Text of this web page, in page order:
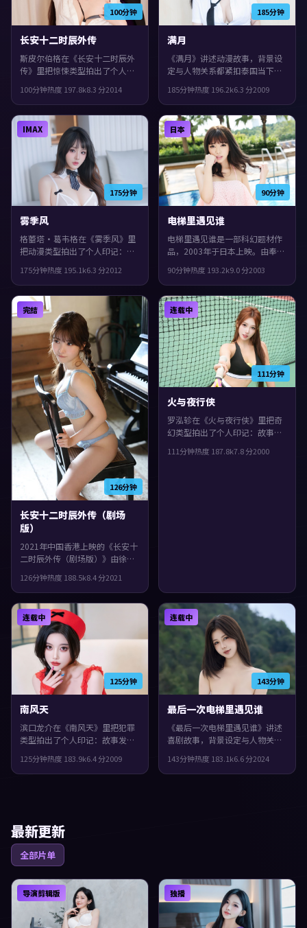
100分钟
长安十二时辰外传
斯皮尔伯格在《长安十二时辰外
传》里把惊悚类型拍出了个人印
观众见面。主演包括杨紫、周
迅、苍井优。一场意外把原本平
行的人生拧在一起，片尾余味很
足。
100分钟热度 197.8k8.3 分2014
185分钟
满月
《满月》讲述动漫故事，背景设
定与人物关系都紧扣泰国当下的
和执导，古天乐、汤唯、役所广
司领衔。结局留白，给观众回味
与讨论空间，整体完成度较高，
适合喜欢细腻叙事与人物刻画的
观众。
185分钟热度 196.2k6.3 分2009
175分钟
IMAX
雾季风
格蕾塔·葛韦格在《雾季风》里
把动漫类型拍出了个人印记：故
见面。主演包括文淇、郭富城、
宋康昊。影片在类型框架里仍保
留了作者表达，真相像洋葱一样
被层层剥开。
175分钟热度 195.1k6.3 分2012
90分钟
日本
电梯里遇见谁
电梯里遇见谁是一部科幻题材作
品，2003年于日本上映。由奉俊
查拉梅等主演。城市空间成为情
绪与悬念的载体，整体完成度较
高，适合喜欢细腻叙事与人物刻
画的观众。
90分钟热度 193.2k9.0分2003
126分钟
完结
长安十二时辰外传（剧场
版）
2021年中国香港上映的《长安十
二时辰外传（剧场版）》由徐克
奈共同演绎。类型上偏战争，城
市空间成为情绪与悬念的载体，
整体完成度较高，适合喜欢细腻
叙事与人物刻画的观众。
126分钟热度 188.5k8.4分2021
111分钟
连载中
火与夜行侠
罗泓轸在《火与夜行侠》里把奇
幻类型拍出了个人印记：故事发
主演包括木村拓哉、胡歌、沈
111分钟热度 187.8k7.8分2000
125分钟
连载中
南风天
滨口龙介在《南风天》里把犯罪
类型拍出了个人印记：故事发生
演包括易烊千玺、佛罗伦斯·
珀、宋康昊。真相像洋葱一样被
125分钟热度 183.9k6.4分2009
143分钟
连载中
最后一次电梯里遇见谁
《最后一次电梯里遇见谁》讲述
喜剧故事，背景设定与人物关系
感。2024年上映，新海诚执导，
汤唯、王凯、易烊千玺领衔。影
143分钟热度 183.1k6.6分2024
最新更新
全部片单
导演剪辑版 独播